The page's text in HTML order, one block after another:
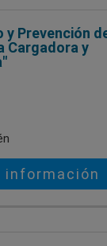
y Prevención
Cargadora y
información